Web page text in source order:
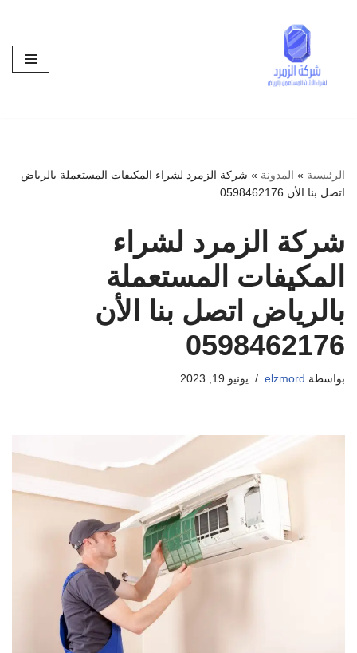
المحتوى
الرئيسية » المدونة » شركة الزمرد لشراء المكيفات المستعملة بالرياض
اتصل بنا الأن 0598462176
شركة الزمرد لشراء
المكيفات المستعملة
بالرياض اتصل بنا الأن
0598462176
بواسطة elzmord يونيو 19, 2023